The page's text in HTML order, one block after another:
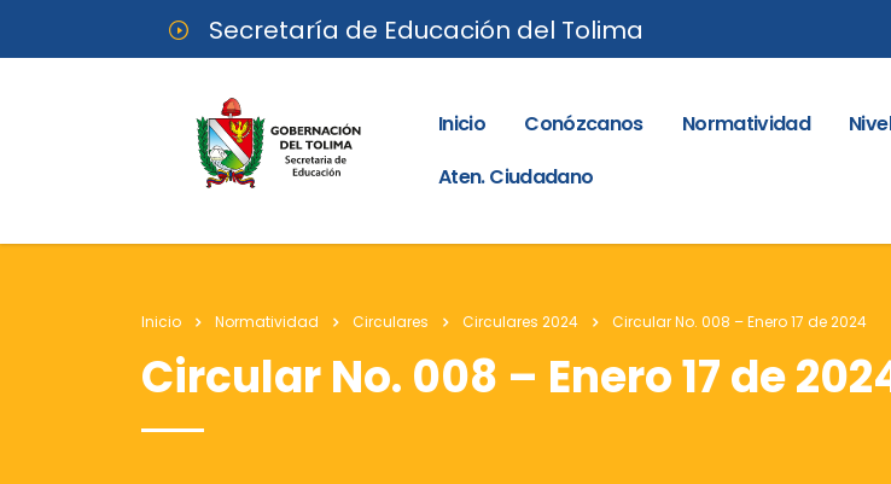
Secretaría de Educación del Tolima
Inicio Conózcanos Normatividad
Aten. Ciudadano
Inicio Normatividad Circulares Circulares 2024 Circular No. 008 – Enero 17 de 2024
Circular No. 008 – Enero 17 de